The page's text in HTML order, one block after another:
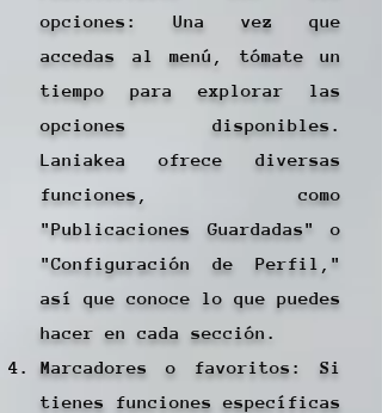
opciones: Una vez que
accedas al menú, tómate un
tiempo para explorar las
opciones disponibles.
Laniakea ofrece diversas
funciones, como
"Publicaciones Guardadas" o
"Configuración de Perfil,"
así que conoce lo que puedes
hacer en cada sección.
Marcadores o favoritos: Si
tienes funciones específicas